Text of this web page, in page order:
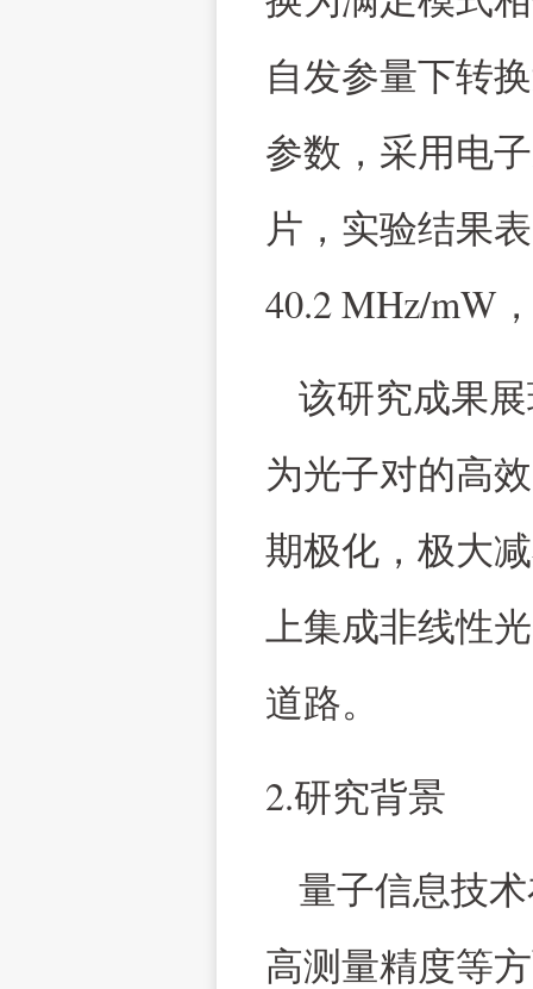
自发参量下转
参数，采用电
片，实验结果
40.2 MHz/mW
该研究成果
为光子对的高
期极化，极大
上集成非线性
道路。
2.研究背景
量子信息技
高测量精度等